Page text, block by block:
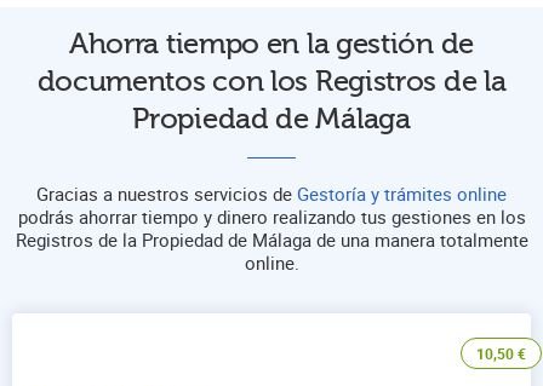
Ahorra tiempo en la gestión de
documentos con los Registros de la
Propiedad de Málaga
Gracias a nuestros servicios de Gestoría y trámites online
podrás ahorrar tiempo y dinero realizando tus gestiones en los
Registros de la Propiedad de Málaga de una manera totalmente
online.
10,50€